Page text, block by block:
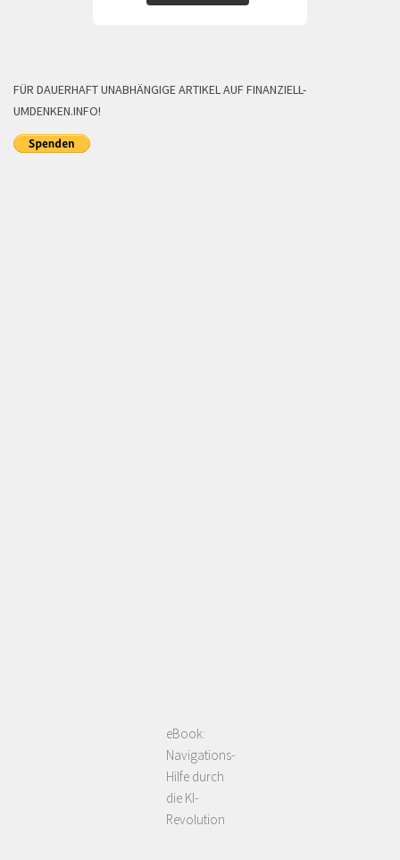
FÜR DAUERHAFT UNABHÄNGIGE ARTIKEL AUF FINANZIELL-
UMDENKEN.INFO!
eBook:
Navigations-
Hilfe durch
die KI-
Revolution